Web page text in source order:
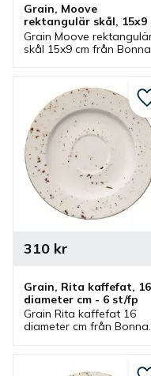
Grain, Moove
rektangulär skål, 15x9
cm - 12 st/fp
Grain Moove
skål 15x9 cm från Bonna
passar bra som
serveringsskål.
Grain, Rita kaffefat, 16
diameter cm - 6 st/fp
Grain Rita kaffefat 16
diameter cm från Bonna
310kr